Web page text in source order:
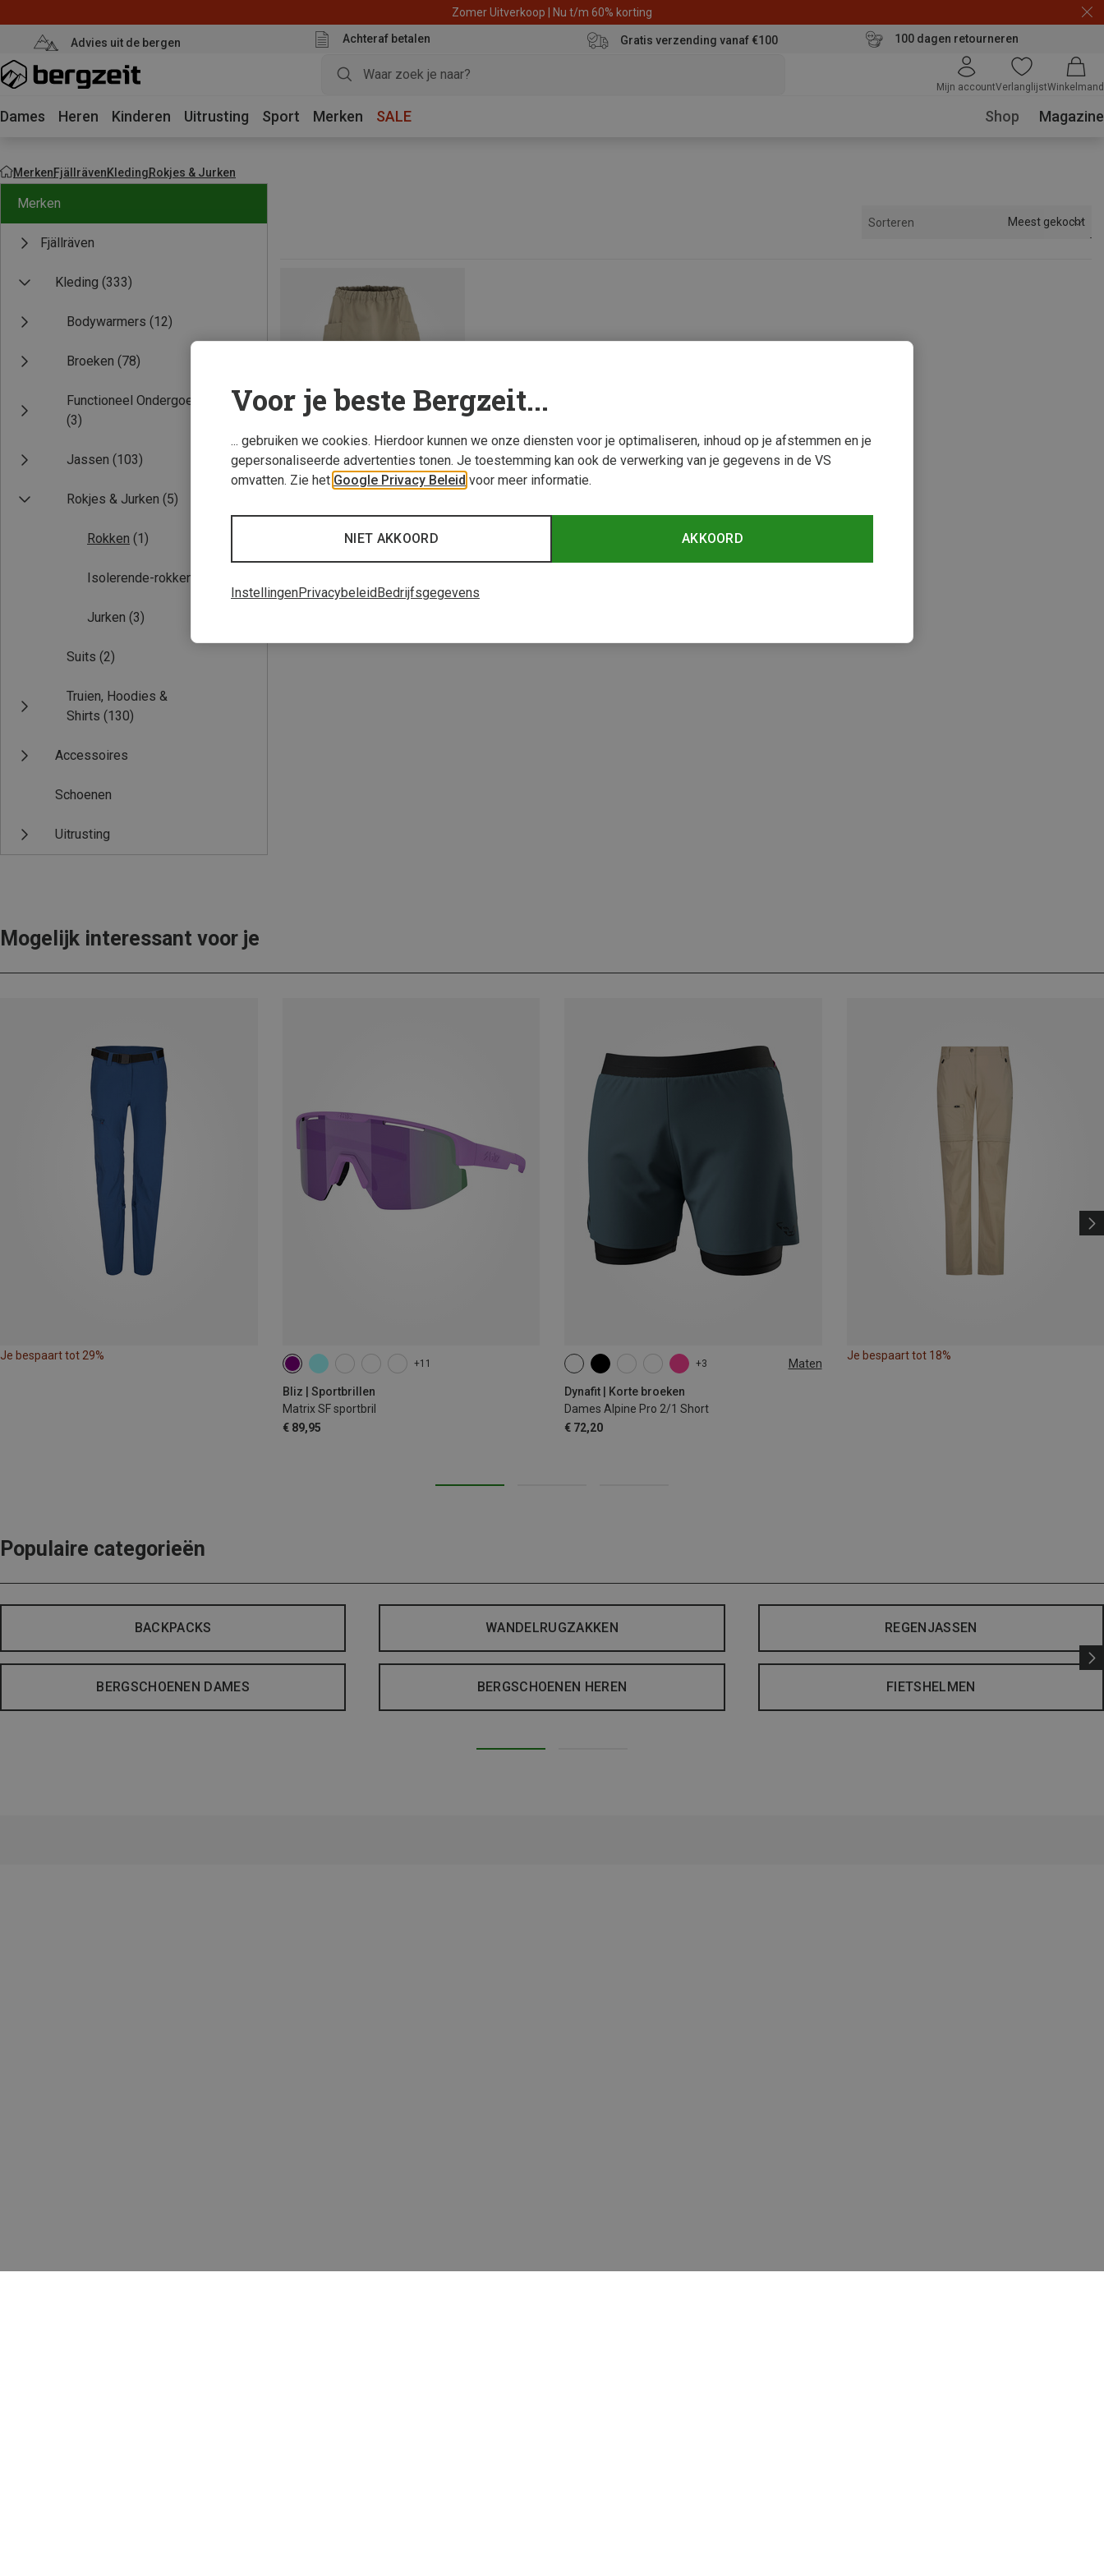
Zomer Uitverkoop | Nu t/m 60% korting
Advies uit de bergen Achteraf betalen Gratis verzending vanaf €100 100 dagen retourneren
Mijn accountVerlanglijstWinkelmand
Dames Heren Kinderen Uitrusting Sport Merken SALE Shop Magazine
MerkenFjällrävenKledingRokjes & Jurken
Merken
Fjällräven
Kleding (333)
Bodywarmers (12)
Broeken (78)
Functioneel Ondergoed
(3)
Jassen (103)
Rokjes & Jurken (5)
Rokken (1)
Isolerende-rokken
Jurken (3)
Suits (2)
Truien, Hoodies &
Shirts (130)
Accessoires
Schoenen
Uitrusting
Sorteren Meest gekocht
Mogelijk interessant voor je
Je bespaart tot 29%
+11
Bliz | Sportbrillen
Matrix SF sportbril
€ 89,95
+3 Maten
Dynafit | Korte broeken
Dames Alpine Pro 2/1 Short
€ 72,20
XS S XL
Je bespaart tot 18%
Populaire categorieën
BACKPACKS WANDELRUGZAKKEN REGENJASSEN
BERGSCHOENEN DAMES BERGSCHOENEN HEREN FIETSHELMEN
Voor je beste Bergzeit...
... gebruiken we cookies. Hierdoor kunnen we onze diensten voor je optimaliseren, inhoud op je afstemmen en je
gepersonaliseerde advertenties tonen. Je toestemming kan ook de verwerking van je gegevens in de VS
omvatten. Zie het Google Privacy Beleid voor meer informatie.
AKKOORD
NIET AKKOORD
InstellingenPrivacybeleidBedrijfsgegevens